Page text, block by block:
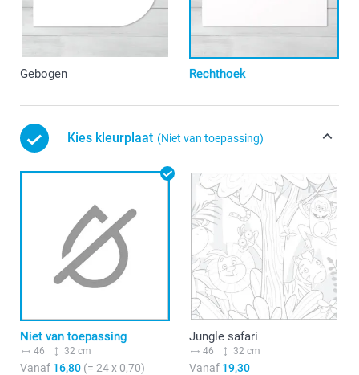
Gebogen Rechthoek
Kies kleurplaat (Niet van toepassing)
Niet van toepassing
46 32 cm
Vanaf 16,80 (= 24 x 0,70)
Jungle safari
46 32 cm
Vanaf19,30